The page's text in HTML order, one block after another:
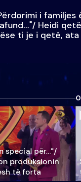
i familjes
Heidi
ti je i qetë,
special për…"/
produksionin
të forta